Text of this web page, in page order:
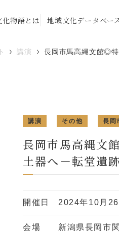
化物語とは 地域文化データベー
講演 長岡市馬高縄文館◎特
講演 その他 長岡
長岡市馬高縄文
土器へ－転堂遺
開催日 2024年10月
会場 新潟県長岡市